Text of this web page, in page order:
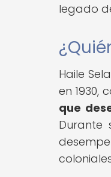
legado
Haile
en 1930,
que
Durante